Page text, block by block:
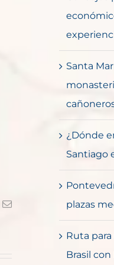
Correo
Santa
¿Dónde
Santiago
plazas
Ruta
Brasil con